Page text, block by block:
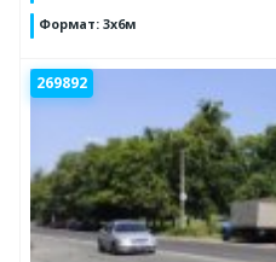
Формат: 3x6м
269892